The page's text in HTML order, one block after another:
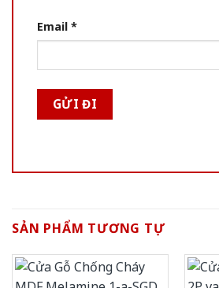
Email *
SẢN PHẨM TƯƠNG TỰ